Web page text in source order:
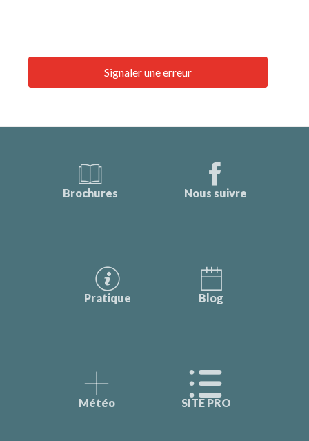
Signaler une erreur
Brochures Nous suivre
Pratique Blog
Météo SITE PRO